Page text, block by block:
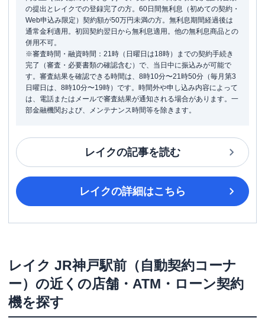
の提出とレイクでの登録完了の方。60日間無利息（初めての契約・
Web申込み限定）契約額が50万円未満の方。無利息期間経過後は
通常金利適用。初回契約翌日から無利息適用。他の無利息商品との
併用不可。
※審査時間・融資時間：21時（日曜日は18時）までの契約手続き
完了（審査・必要書類の確認含む）で、当日中に振込みが可能で
す。審査結果を確認できる時間は、8時10分〜21時50分（毎月第3
日曜日は、8時10分〜19時）です。時間外や申し込み内容によって
は、電話またはメールで審査結果が通知される場合があります。一
部金融機関および、メンテナンス時間等を除きます。
レイクの記事を読む
レイクの詳細はこちら
レイク JR神戸駅前（自動契約コーナ
ー） の近くの店舗・ATM・ローン契約
機を探す